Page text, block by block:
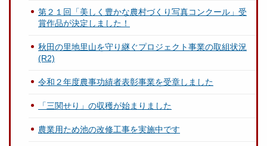
第２１回「美しく豊かな農村づくり写真コンクール」受
賞作品が決定しました！
秋田の里地里山を守り継ぐプロジェクト事業の取組状況
(R2)
令和２年度農事功績者表彰事業を受章しました
「三関せり」の収穫が始まりました
農業用ため池の改修工事を実施中です